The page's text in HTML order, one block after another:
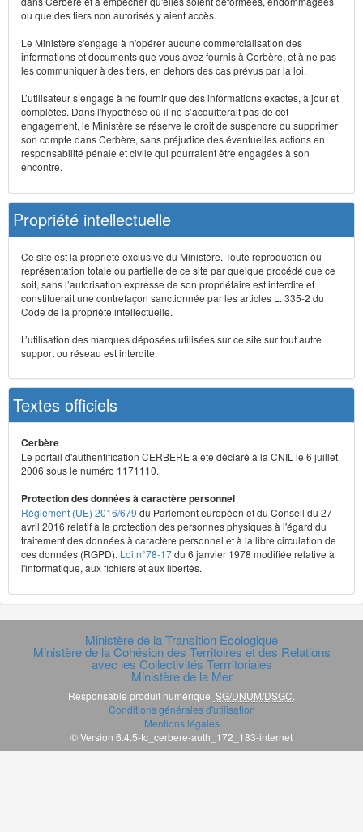
ou que des tiers non autorisés y aient accès.
Le Ministère s'engage à n'opérer aucune commercialisation des
informations et documents que vous avez fournis à Cerbère, et à ne pas
les communiquer à des tiers, en dehors des cas prévus par la loi.
L’utilisateur s’engage à ne fournir que des informations exactes, à jour et
complètes. Dans l'hypothèse où il ne s’acquitterait pas de cet
engagement, le Ministère se réserve le droit de suspendre ou supprimer
son compte dans Cerbère, sans préjudice des éventuelles actions en
responsabilité pénale et civile qui pourraient être engagées à son
encontre.
Propriété intellectuelle
Ce site est la propriété exclusive du Ministère. Toute reproduction ou
représentation totale ou partielle de ce site par quelque procédé que ce
soit, sans l’autorisation expresse de son propriétaire est interdite et
constituerait une contrefaçon sanctionnée par les articles L. 335-2 du
Code de la propriété intellectuelle.
L’utilisation des marques déposées utilisées sur ce site sur tout autre
support ou réseau est interdite.
Textes officiels
Cerbère
Le portail d'authentification CERBERE a été déclaré à la CNIL le 6 juillet
2006 sous le numéro 1171110.
Protection des données à caractère personnel
Règlement (UE) 2016/679 du Parlement européen et du Conseil du 27
avril 2016 relatif à la protection des personnes physiques à l'égard du
traitement des données à caractère personnel et à la libre circulation de
ces données (RGPD). Loi n°78-17du 6 janvier 1978 modifiée relative à
l'informatique, aux fichiers et aux libertés.
Ministère de la Transition Écologique
Ministère de la Cohésion des Territoires et des Relations
avec les Collectivités Terrritoriales
Ministère de la Mer
Responsable produit numérique SG/DNUM/DSGC
Conditions générales d'utilisation
Mentions légales
© Version 6.4.5-tc_cerbere-auth_172_183-internet